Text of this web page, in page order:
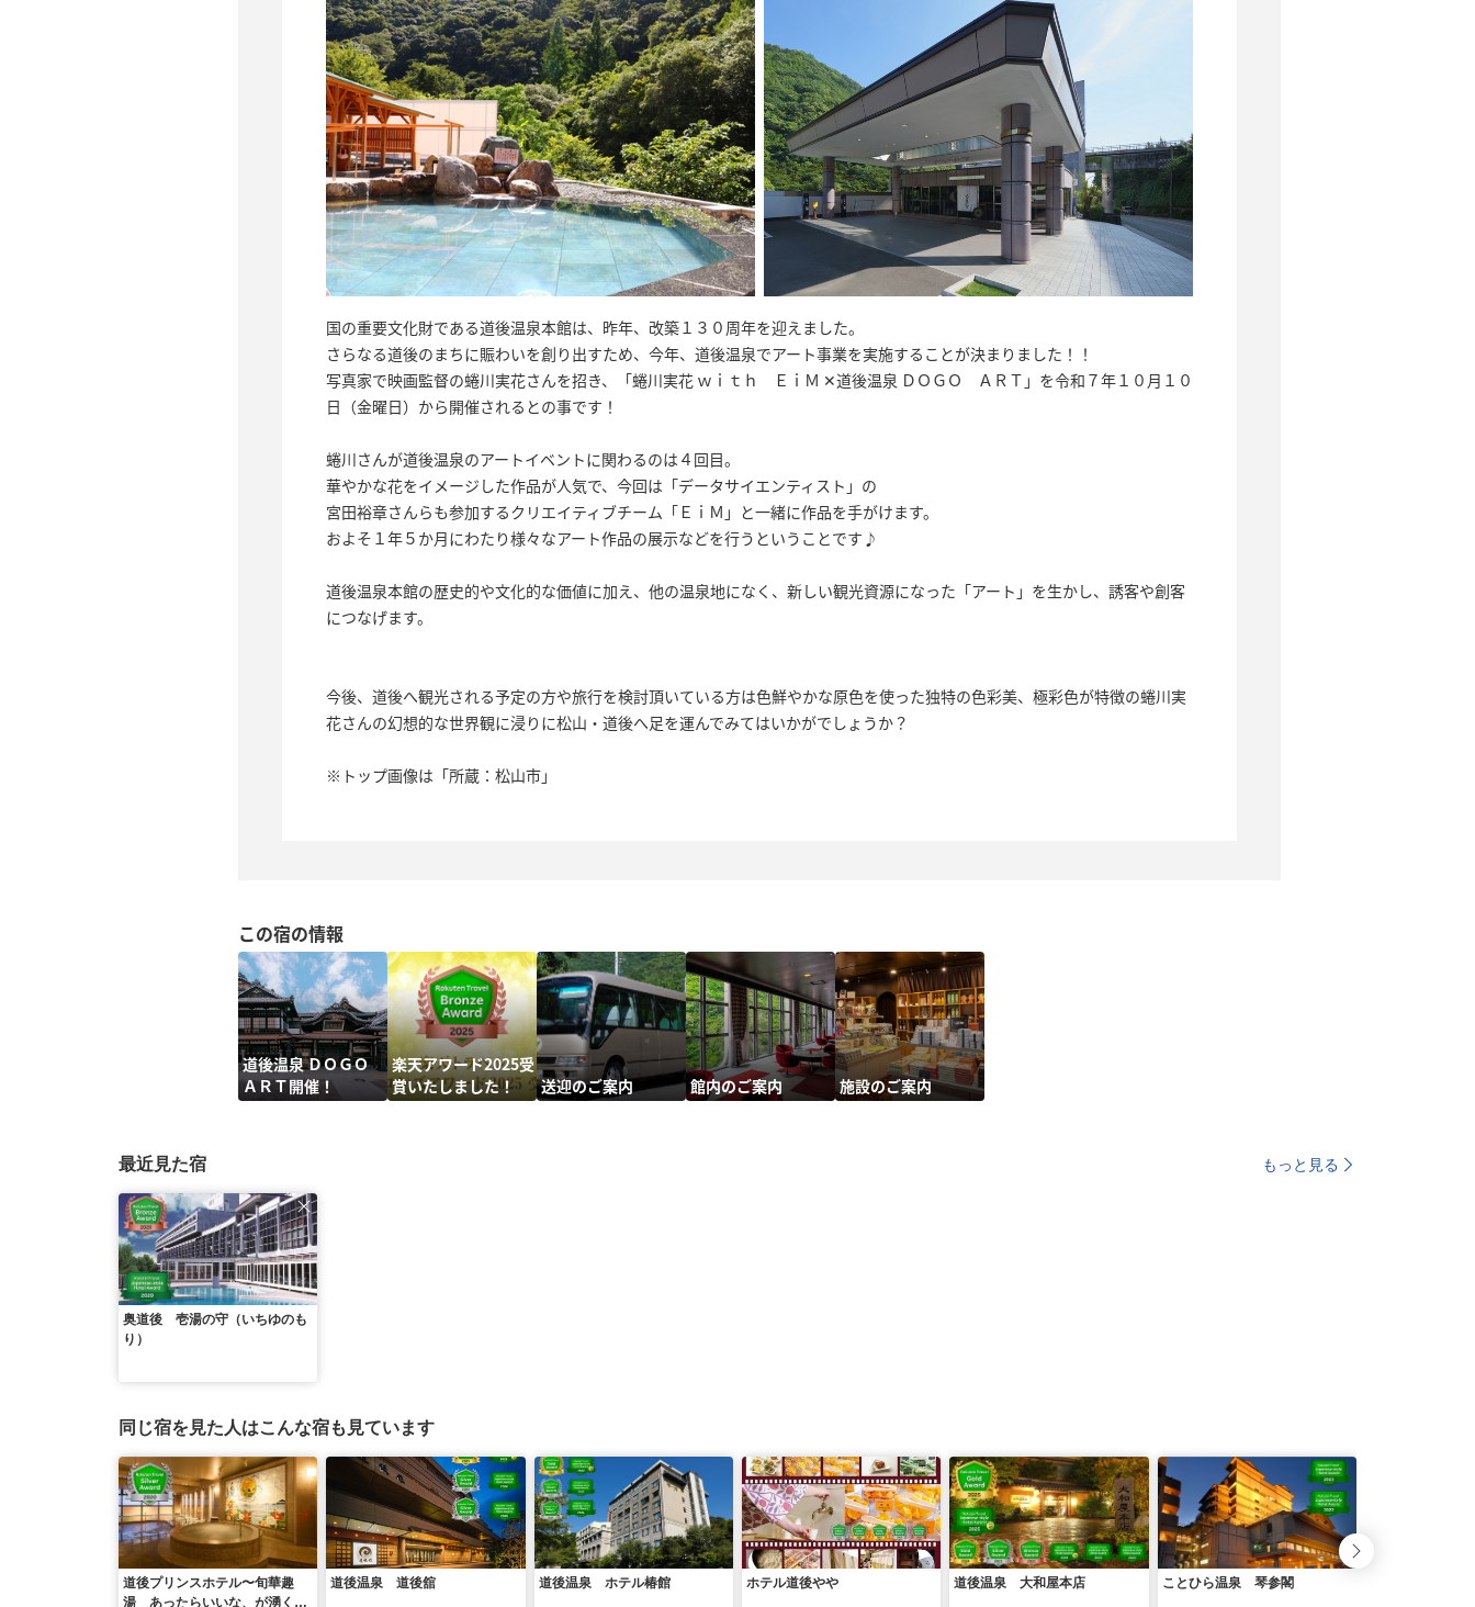
国の重要文化財である道後温泉本館は、昨年、改築１３０周年を迎えました。
さらなる道後のまちに賑わいを創り出すため、今年、道後温泉でアート事業を実施することが決まりました！！
写真家で映画監督の蜷川実花さんを招き、「蜷川実花 ｗｉｔｈ ＥｉＭ ✕道後温泉 ＤＯＧＯ ＡＲＴ」を令和７年１０月１０
日（金曜日）から開催されるとの事です！
蜷川さんが道後温泉のアートイベントに関わるのは４回目。
華やかな花をイメージした作品が人気で、今回は「データサイエンティスト」の
宮田裕章さんらも参加するクリエイティブチーム「ＥｉＭ」と一緒に作品を手がけます。
およそ１年５か月にわたり様々なアート作品の展示などを行うということです♪
道後温泉本館の歴史的や文化的な価値に加え、他の温泉地になく、新しい観光資源になった「アート」を生かし、誘客や創客
につなげます。
今後、道後へ観光される予定の方や旅行を検討頂いている方は色鮮やかな原色を使った独特の色彩美、極彩色が特徴の蜷川実
花さんの幻想的な世界観に浸りに松山・道後へ足を運んでみてはいかがでしょうか？
※トップ画像は「所蔵：松山市」
この宿の情報
道後温泉 ＤＯＧＯ
ＡＲＴ開催！
楽天アワード2025受
賞いたしました！
送迎のご案内 館内のご案内 施設のご案内
最近見た宿 もっと見る
奥道後 壱湯の守（いちゆのも
り）
同じ宿を見た人はこんな宿も見ています
道後プリンスホテル〜旬華趣
湯 あったらいいな、が湧く湯
道後温泉 道後舘 道後温泉 ホテル椿館 ホテル道後やや 道後温泉 大和屋本店 ことひら温泉 琴参閣